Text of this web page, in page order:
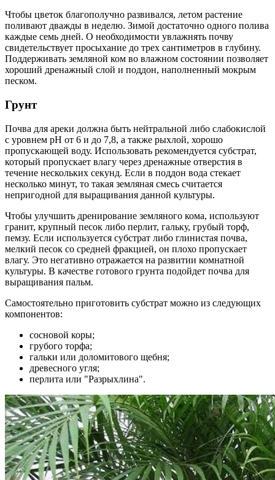
Чтобы цветок благополучно развивался, летом растение
поливают дважды в неделю. Зимой достаточно одного полива
каждые семь дней. О необходимости увлажнять почву
свидетельствует просыхание до трех сантиметров в глубину.
Поддерживать земляной ком во влажном состоянии позволяет
хороший дренажный слой и поддон, наполненный мокрым
песком.
Грунт
Почва для ареки должна быть нейтральной либо слабокислой
с уровнем pH от 6 и до 7,8, а также рыхлой, хорошо
пропускающей воду. Использовать рекомендуется субстрат,
который пропускает влагу через дренажные отверстия в
течение нескольких секунд. Если в поддон вода стекает
несколько минут, то такая земляная смесь считается
непригодной для выращивания данной культуры.
Чтобы улучшить дренирование земляного кома, используют
гранит, крупный песок либо перлит, гальку, грубый торф,
пемзу. Если используется субстрат либо глинистая почва,
мелкий песок со средней фракцией, он плохо пропускает
влагу. Это негативно отражается на развитии комнатной
культуры. В качестве готового грунта подойдет почва для
выращивания пальм.
Самостоятельно приготовить субстрат можно из следующих
компонентов:
сосновой коры;
грубого торфа;
гальки или доломитового щебня;
древесного угля;
перлита или "Разрыхлина".